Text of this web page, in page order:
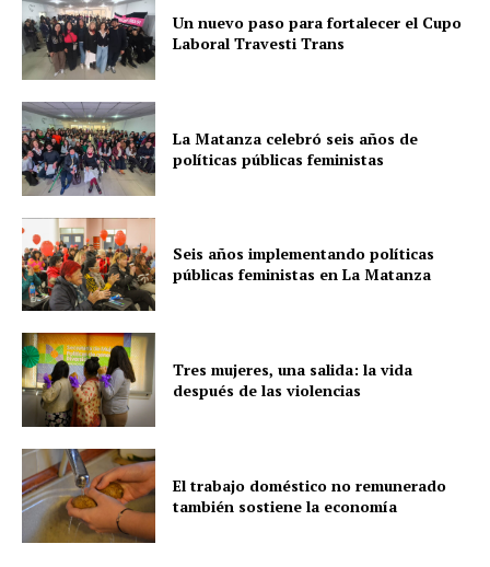
Un nuevo paso para fortalecer el Cupo
Laboral Travesti Trans
La Matanza celebró seis años de
políticas públicas feministas
Seis años implementando políticas
públicas feministas en La Matanza
Tres mujeres, una salida: la vida
después de las violencias
El trabajo doméstico no remunerado
también sostiene la economía